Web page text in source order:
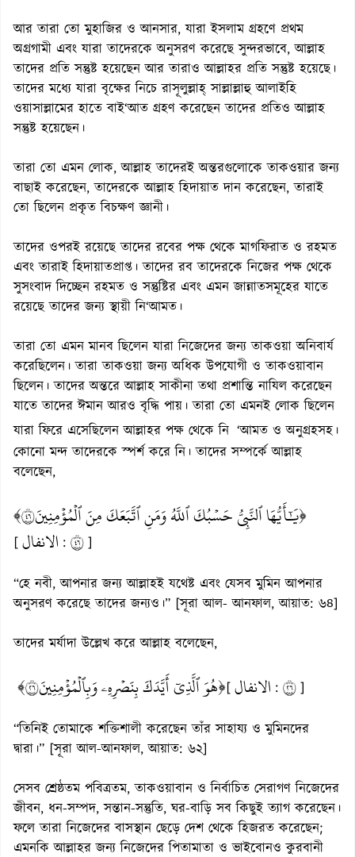
আর তারা তো মুহাজির ও আনসার, যারা ইসলাম গ্রহণে প্রথম
অগ্রগামী এবং যারা তাদেরকে অনুসরণ করেছে সুন্দরভাবে, আল্লাহ
তাদের প্রতি সন্তুষ্ট হয়েছেন আর তারাও আল্লাহর প্রতি সন্তুষ্ট হয়েছে।
তাদের মধ্যে যারা বৃক্ষের নিচে রাসূলুল্লাহ্ সাল্লাল্লাহু আলাইহি
ওয়াসাল্লামের হাতে বাই‘আত গ্রহণ করেছেন তাদের প্রতিও আল্লাহ
সন্তুষ্ট হয়েছেন।
তারা তো এমন লোক, আল্লাহ তাদেরই অন্তরগুলোকে তাকওয়ার জন্য
বাছাই করেছেন, তাদেরকে আল্লাহ হিদায়াত দান করেছেন, তারাই
তো ছিলেন প্রকৃত বিচক্ষণ জ্ঞানী।
তাদের ওপরই রয়েছে তাদের রবের পক্ষ থেকে মাগফিরাত ও রহমত
এবং তারাই হিদায়াতপ্রাপ্ত। তাদের রব তাদেরকে নিজের পক্ষ থেকে
সুসংবাদ দিচ্ছেন রহমত ও সন্তুষ্টির এবং এমন জান্নাতসমূহের যাতে
রয়েছে তাদের জন্য স্থায়ী নি‘আমত।
তারা তো এমন মানব ছিলেন যারা নিজেদের জন্য তাকওয়া অনিবার্য
করেছিলেন। তারা তাকওয়া জন্য অধিক উপযোগী ও তাকওয়াবান
ছিলেন। তাদের অন্তরে আল্লাহ সাকীনা তথা প্রশান্তি নাযিল করেছেন
যাতে তাদের ঈমান আরও বৃদ্ধি পায়। তারা তো এমনই লোক ছিলেন
যারা ফিরে এসেছিলেন আল্লাহর পক্ষ থেকে নি ‘আমত ও অনুগ্রহসহ।
কোনো মন্দ তাদেরকে স্পর্শ করে নি। তাদের সম্পর্কে আল্লাহ
বলেছেন,
﴿يَٰٓأَيُّهَا ٱلنَّبِيُّ حَسۡبُكَ ٱللَّهُ وَمَنِ ٱتَّبَعَكَ مِنَ ٱلۡمُؤۡمِنِينَ٦٤﴾
[ الانفال : ]
‍“হে নবী, আপনার জন্য আল্লাহই যথেষ্ট এবং যেসব মুমিন আপনার
অনুসরণ করেছে তাদের জন্যও।‍” [সূরা আল- আনফাল, আয়াত: ৬৪]
তাদের মর্যাদা উল্লেখ করে আল্লাহ বলেছেন,
﴿هُوَ ٱلَّذِيٓ أَيَّدَكَ بِنَصۡرِهِۦ وَبِٱلۡمُؤۡمِنِينَ٦٢﴾[ الانفال : ]
“তিনিই তোমাকে শক্তিশালী করেছেন তাঁর সাহায্য ও মুমিনদের
দ্বারা।” [সূরা আল-আনফাল, আয়াত: ৬২]
সেসব শ্রেষ্ঠতম পবিত্রতম, তাকওয়াবান ও নির্বাচিত সেরাগণ নিজেদের
জীবন, ধন-সম্পদ, সন্তান-সন্তুতি, ঘর-বাড়ি সব কিছুই ত্যাগ করেছেন।
ফলে তারা নিজেদের বাসস্থান ছেড়ে দেশ থেকে হিজরত করেছেন;
এমনকি আল্লাহর জন্য নিজেদের পিতামাতা ও ভাইবোনও কুরবানী